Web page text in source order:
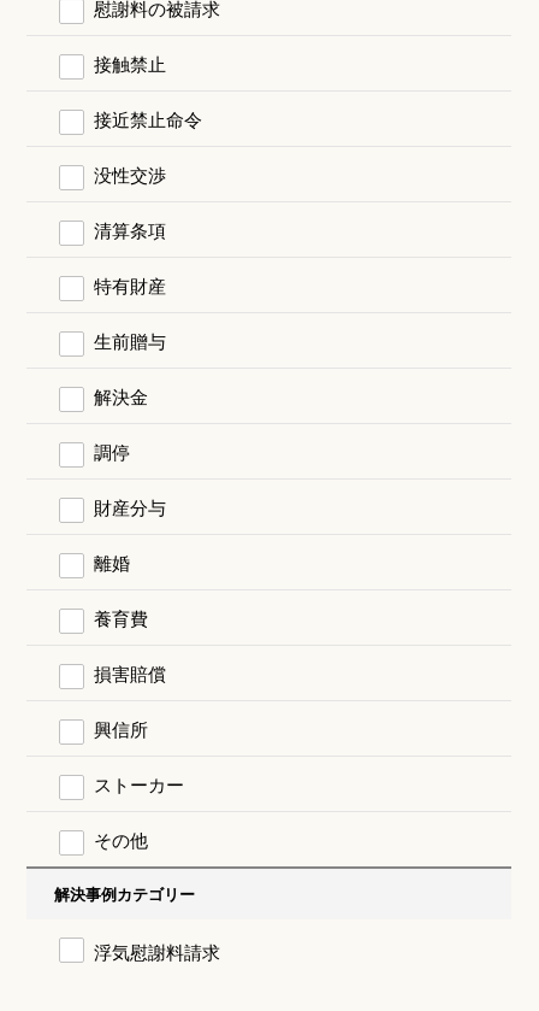
慰謝料の被請求
接触禁止
接近禁止命令
没性交渉
清算条項
特有財産
生前贈与
解決金
調停
財産分与
離婚
養育費
損害賠償
興信所
ストーカー
その他
解決事例カテゴリー
浮気慰謝料請求